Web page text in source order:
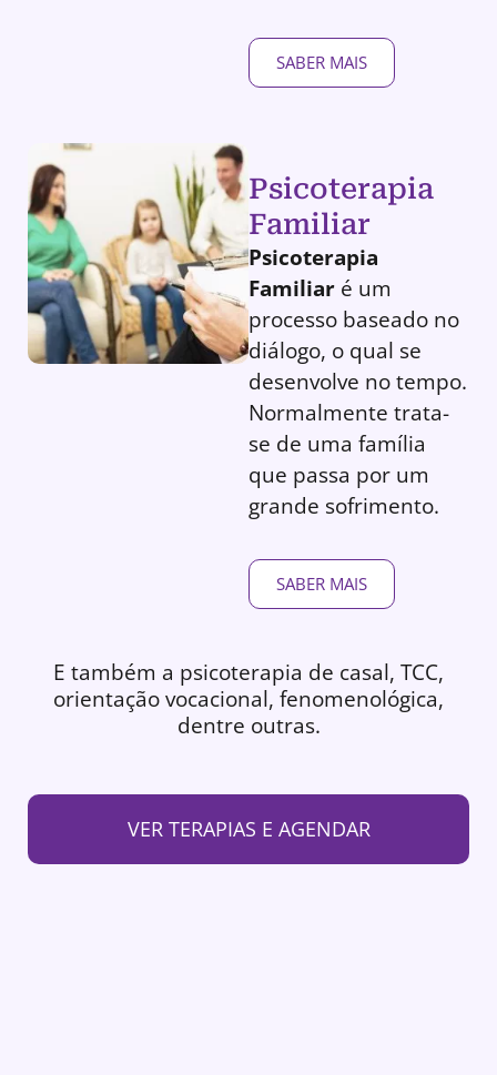
SABER MAIS
Psicoterapia
Familiar
Psicoterapia
Familiar é um
processo baseado no
diálogo, o qual se
desenvolve no tempo.
Normalmente trata-
se de uma família
que passa por um
grande sofrimento.
SABER MAIS
E também a psicoterapia de casal, TCC,
orientação vocacional, fenomenológica,
dentre outras.
VER TERAPIAS E AGENDAR